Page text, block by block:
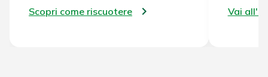
Scopri come riscuotere Vai